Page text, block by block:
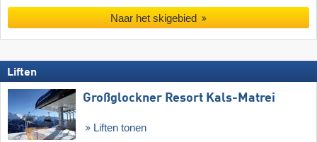
Naar het skigebied
Liften
Großglockner Resort Kals-Matrei
Liften tonen